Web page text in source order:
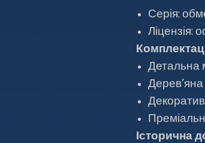
Серія:
Ліцензія:
Детальна
Дерев’яна
Історична